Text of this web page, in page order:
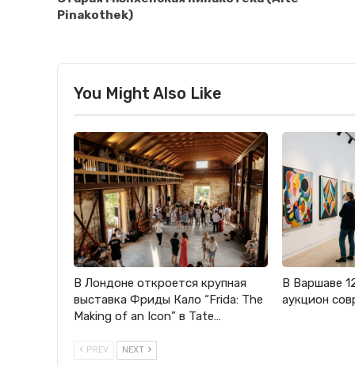
Pinakothek)
You Might Also Like
В Лондоне откроется крупная
выставка Фриды Кало “Frida: The
Making of an Icon” в Tate…
В Варшаве
аукцион
PREV NEXT